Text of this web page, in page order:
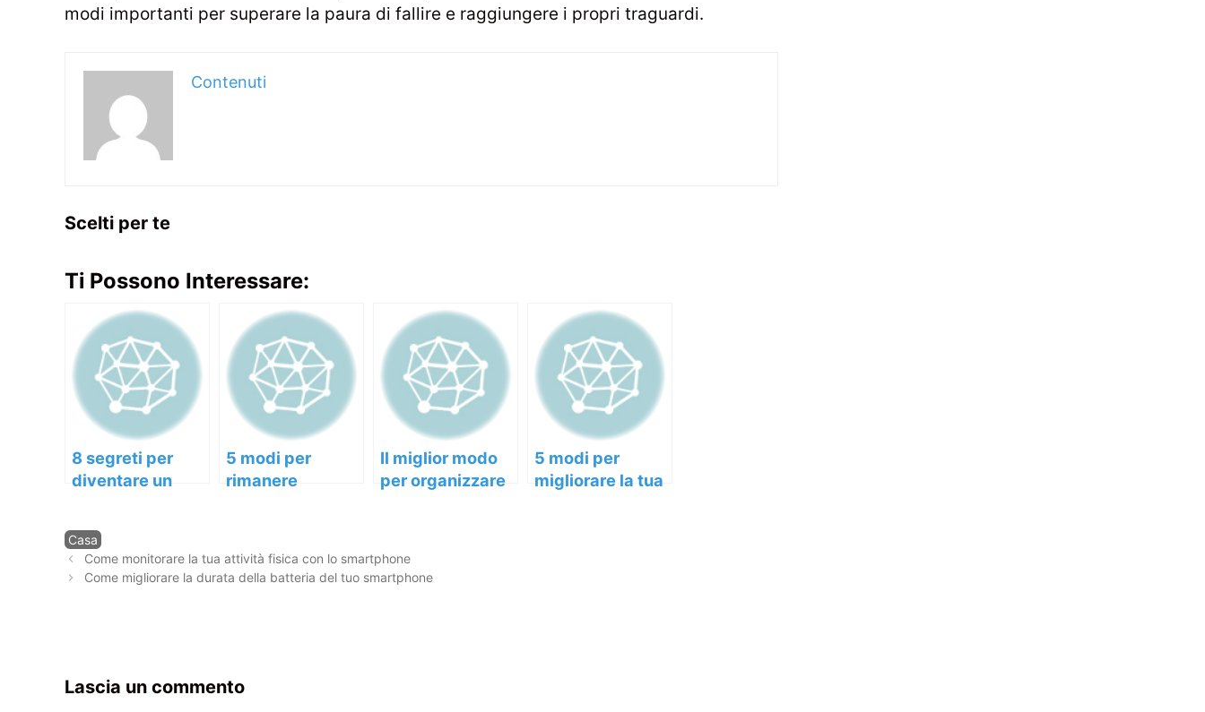
modi importanti per superare la paura di fallire e raggiungere i propri traguardi.
Contenuti
Scelti per te
Ti Possono Interessare:
8 segreti per
diventare un
5 modi per
rimanere
Il miglior modo
per organizzare
5 modi per
migliorare la tua
Categorie
Casa
Navigazione
articolo
Come monitorare la tua attività fisica con lo smartphone
Come migliorare la durata della batteria del tuo smartphone
Lascia un commento